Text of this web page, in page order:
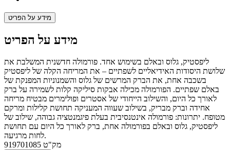
מידע על הפריט
מידע על הפריט
ליפסטיק, גלוס ובאלם בשימוש אחד. פורמולה חדשנית המשלבת את
שלושת היסודות האידיאליים לשפתיים – את המריחה הקלה של ליפסטיק
בשכבה אחת, את הברק המרשים של גלוס והשמנוניות המפנקת של
באלם שפתיים. הפורמולה מכילה אבקות סיליקה קלות לשמירה על ברק
לאורך כל היום, והשילוב הייחודי של אסטרים ופולימרים מבטיח מריחה
אחידה וברק מבריק, בשילוב שעווה המעניקה תחושת קלילות ומרקם
מטופח. יתרונות: פורמולה אינטנסיבית בעלת פיגמנטציה גבוהה, שילוב של
ליפסטיק, גלוס ובאלם בפורמולה אחת, ברק לאורך כל היום עם תחושת
לחות מרגיעה.
מק"ט 919701085